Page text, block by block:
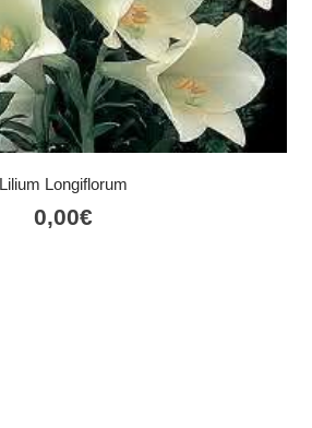
Lilium Longiflorum
0,00€